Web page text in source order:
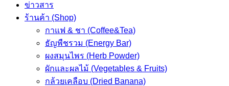
ข่าวสาร
ร้านค้า (Shop)
กาแฟ & ชา (Coffee&Tea)
ธัญพืชรวม (Energy Bar)
ผงสมุนไพร (Herb Powder)
ผักและผลไม้ (Vegetables & Fruits)
กล้วยเคลือบ (Dried Banana)